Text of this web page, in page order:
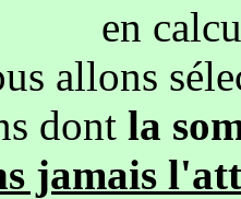
en
allons
dont la
jamais